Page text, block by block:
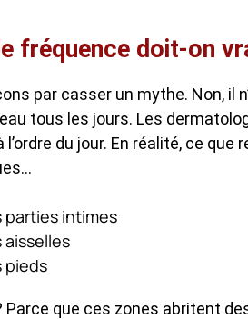
fréquence doit-on
par casser un mythe. Non, il
tous les jours. Les
l’ordre du jour. En réalité, ce
parties intimes
aisselles
pieds
Parce que ces zones abritent